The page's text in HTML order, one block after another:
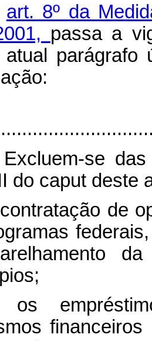
art. 8º da
passa a
atual
se
do caput deste
de